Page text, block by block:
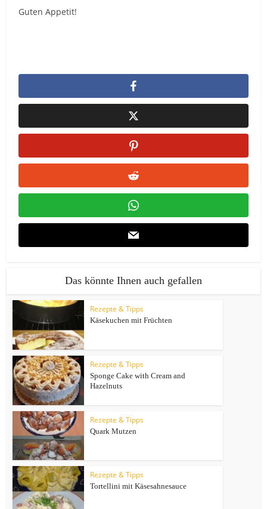
Guten Appetit!
Das könnte Ihnen auch gefallen
Rezepte & Tipps
Käsekuchen mit Früchten
Rezepte & Tipps
Sponge Cake with Cream and
Hazelnuts
Rezepte & Tipps
Quark Mutzen
Rezepte & Tipps
Tortellini mit Käsesahnesauce